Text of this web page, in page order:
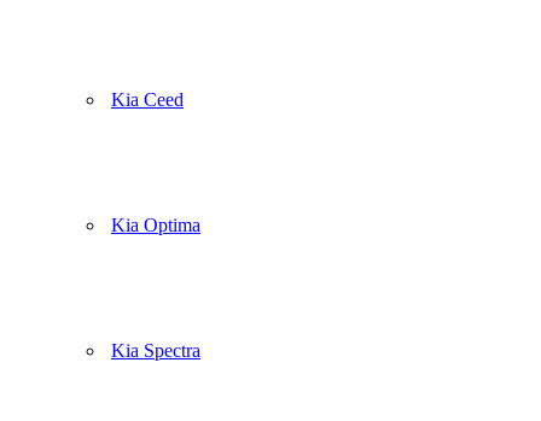
Kia Ceed
Kia Optima
Kia Spectra